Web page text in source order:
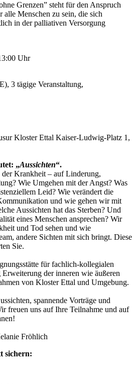
Grenzen” steht für den Anspruch
Menschen zu sein, die sich
in der palliativen Versorgung
Uhr
3 tägige Veranstaltung,
Kloster Ettal Kaiser-Ludwig-Platz 1,
„Aussichten“.
der Krankheit – auf Linderung,
Wie Umgehen mit der Angst? Was
Leid? Wie verändert die
und wie gehen wir mit
Aussichten hat das Sterben? Und
eines Menschen ansprechen? Wir
und Tod sehen und wie
andere Sichten mit sich bringt. Diese
Sie.
für fachlich-kollegialen
der inneren wie äußeren
von Kloster Ettal und Umgebung.
spannende Vorträge und
freuen uns auf Ihre Teilnahme und auf
Fröhlich
sichern: